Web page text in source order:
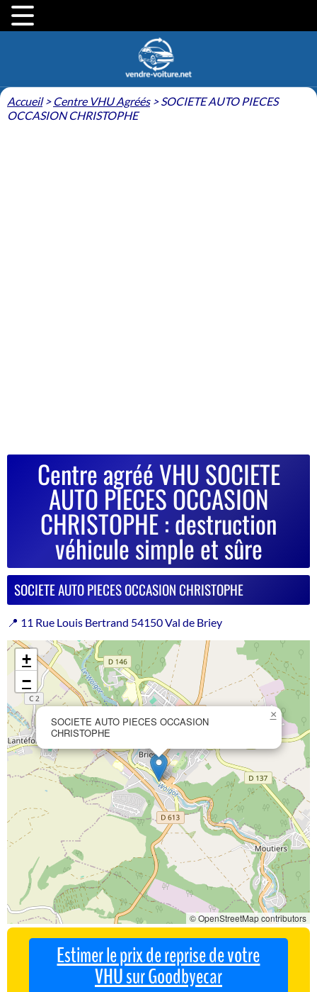
Accueil> Centre VHU Agréés>SOCIETE AUTO PIECES
OCCASION CHRISTOPHE
Centre agréé VHU SOCIETE
AUTO PIECES OCCASION
CHRISTOPHE : destruction
véhicule simple et sûre
SOCIETE AUTO PIECES OCCASION CHRISTOPHE
📍 11 Rue Louis Bertrand 54150 Val de Briey
SOCIETE AUTO PIECES OCCASION
CHRISTOPHE
×
+
−
© OpenStreetMap contributors
Estimer le prix de reprise de votre
VHU sur Goodbyecar